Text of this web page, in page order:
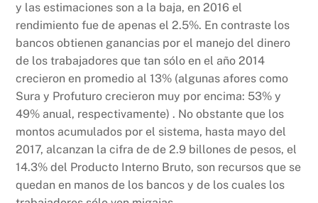
y las estimaciones son a la baja, en 2016 el
rendimiento fue de apenas el 2.5%. En contraste los
bancos obtienen ganancias por el manejo del dinero
de los trabajadores que tan sólo en el año 2014
crecieron en promedio al 13% (algunas afores como
Sura y Profuturo crecieron muy por encima: 53% y
49% anual, respectivamente) . No obstante que los
montos acumulados por el sistema, hasta mayo del
2017, alcanzan la cifra de de 2.9 billones de pesos, el
14.3% del Producto Interno Bruto, son recursos que se
quedan en manos de los bancos y de los cuales los